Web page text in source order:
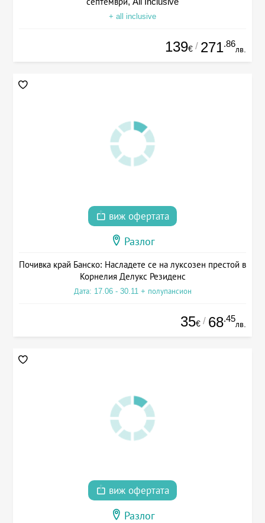
+ all inclusive
139€ / 271.86
лв.
виж офертата
Разлог
Почивка край Банско: Насладете се на луксозен престой в
Корнелия Делукс Резиденс
Дата: 17.06 - 30.11 + полупансион
35€ / 68.45
лв.
виж офертата
Разлог